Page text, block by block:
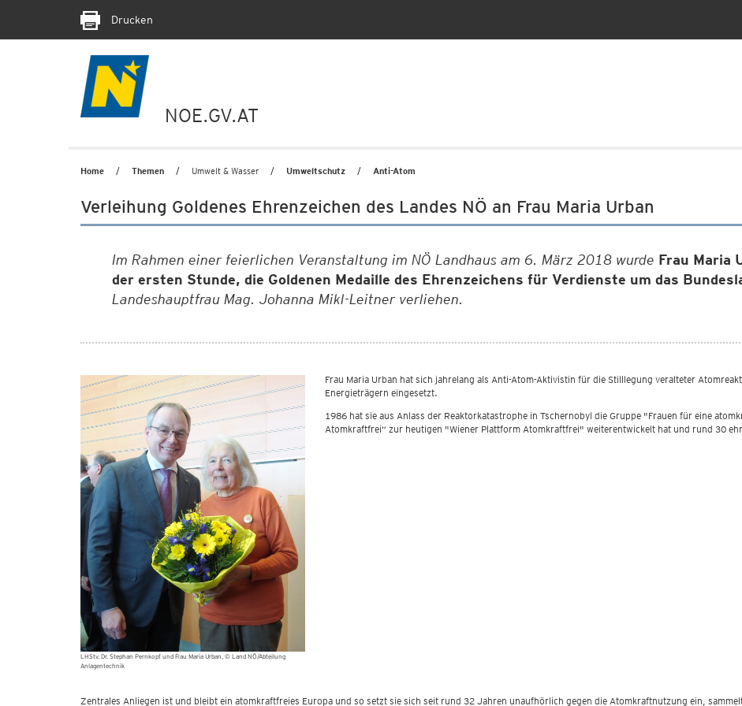
Drucken
NOE.GV.AT
Home Themen Umwelt & Wasser Umweltschutz Anti-Atom
Verleihung Goldenes Ehrenzeichen des Landes NÖ an Frau Maria Urban
Im Rahmen einer feierlichen Veranstaltung im NÖ Landhaus am 6. März 2018 wurde Frau Maria
der ersten Stunde, die Goldenen Medaille des Ehrenzeichens für Verdienste um das
Landeshauptfrau Mag. Johanna Mikl-Leitner verliehen.
LHStv. Dr. Stephan Pernkopf und Frau Maria Urban © Land NÖ/Abteilung
Anlagentechnik
Frau Maria Urban hat sich jahrelang als Anti-Atom-Aktivistin für die Stilllegung veralteter
Energieträgern eingesetzt.
1986 hat sie aus Anlass der Reaktorkatastrophe in Tschernobyl die Gruppe "Frauen für eine
Atomkraftfrei“ zur heutigen "Wiener Plattform Atomkraftfrei" weiterentwickelt hat und rund 30
Zentrales Anliegen ist und bleibt ein atomkraftfreies Europa und so setzt sie sich seit rund 32 Jahren unaufhörlich gegen die Atomkraftnutzung ein,